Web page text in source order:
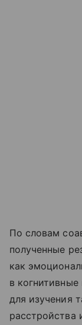
По словам
полученные
как
в
для изучения
расстройства